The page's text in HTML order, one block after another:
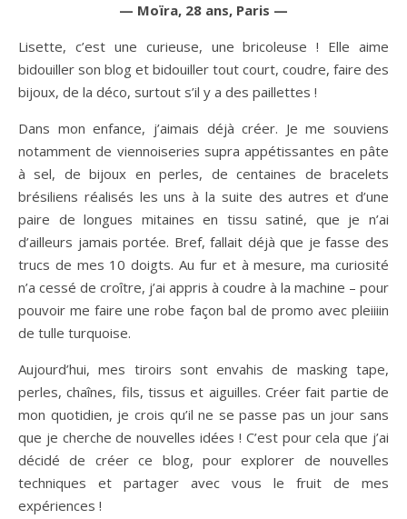
— Moïra, 28 ans, Paris —
Lisette, c’est une curieuse, une bricoleuse ! Elle aime
bidouiller son blog et bidouiller tout court, coudre, faire des
bijoux, de la déco, surtout s’il y a des paillettes !
Dans mon enfance, j’aimais déjà créer. Je me souviens
notamment de viennoiseries supra appétissantes en pâte
à sel, de bijoux en perles, de centaines de bracelets
brésiliens réalisés les uns à la suite des autres et d’une
paire de longues mitaines en tissu satiné, que je n’ai
d’ailleurs jamais portée. Bref, fallait déjà que je fasse des
trucs de mes 10 doigts. Au fur et à mesure, ma curiosité
n’a cessé de croître, j’ai appris à coudre à la machine – pour
pouvoir me faire une robe façon bal de promo avec pleiiiin
de tulle turquoise.
Aujourd’hui, mes tiroirs sont envahis de masking tape,
perles, chaînes, fils, tissus et aiguilles. Créer fait partie de
mon quotidien, je crois qu’il ne se passe pas un jour sans
que je cherche de nouvelles idées ! C’est pour cela que j’ai
décidé de créer ce blog, pour explorer de nouvelles
techniques et partager avec vous le fruit de mes
expériences !